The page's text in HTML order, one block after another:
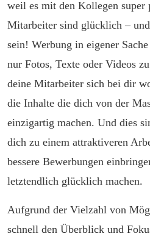
weil es mit den Kollegen super
Mitarbeiter sind glücklich –
sein! Werbung in eigener
nur Fotos, Texte oder Videos
deine Mitarbeiter sich bei dir
die Inhalte die dich von der
einzigartig machen. Und dies
dich zu einem attraktiveren
bessere Bewerbungen
letztendlich glücklich machen.
Aufgrund der Vielzahl von
schnell den Überblick und